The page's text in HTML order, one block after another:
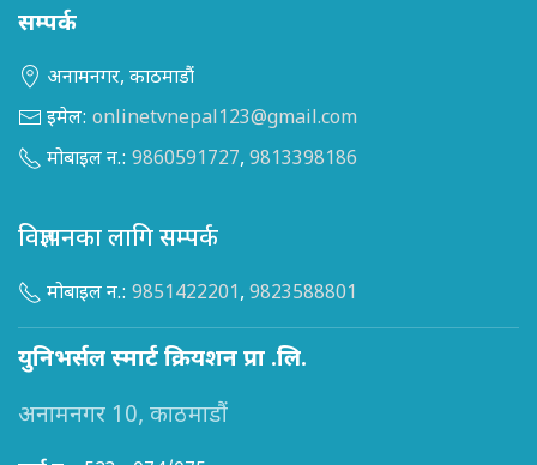
सम्पर्क
अनामनगर, काठमाडौं
इमेल: onlinetvnepal123@gmail.com
मोबाइल न.: 9860591727, 9813398186
विज्ञापनका लागि सम्पर्क
मोबाइल न.: 9851422201, 9823588801
युनिभर्सल स्मार्ट क्रियशन प्रा .लि.
अनामनगर 10, काठमाडौं